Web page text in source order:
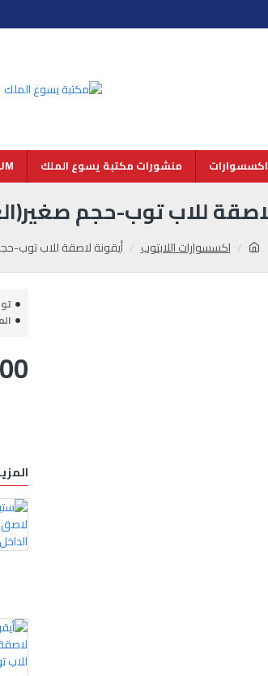
اكسسوارات منشورات مكتبة يسوع الملك
اكسسوارات اللابتوب أيقونة لاصقة للاب توب-
للاب توب-حجم